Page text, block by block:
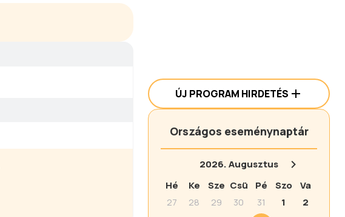
ÚJ PROGRAM HIRDETÉS
Országos eseménynaptár
2026.Augusztus
Hé
Ke Sze Csü Pé Szo
Va
27
28 29 30 31 1
2